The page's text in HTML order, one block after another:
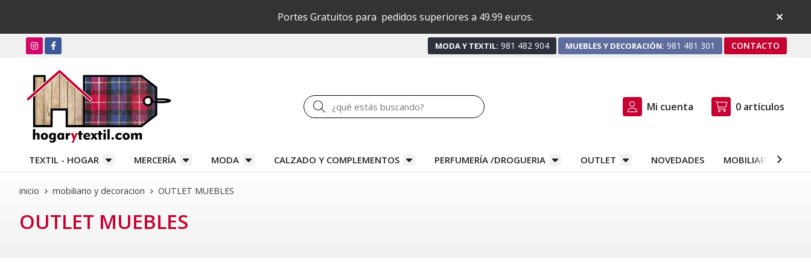
Portes Gratuitos para pedidos superiores a 49.99 euros.
MODA Y TEXTIL: 981 482 904 MUEBLES Y DECORACIÓN: 981 481 301 CONTACTO
Buscar Mi cuenta 0 artículos
TEXTIL - HOGAR MERCERÍA MODA CALZADO Y COMPLEMENTOS PERFUMERÍA /DROGUERIA OUTLET NOVEDADES MOBILIARIO Y
inicio mobiliario y decoracion OUTLET MUEBLES
OUTLET MUEBLES